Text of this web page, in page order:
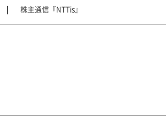
株主通信『NTTis』